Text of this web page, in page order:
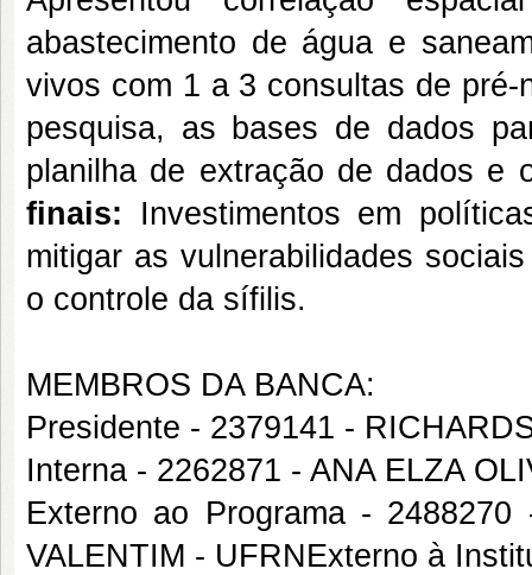
abastecimento de água e
vivos com 1 a 3 consultas de
pesquisa, as bases de dados
planilha de extração de dados
finais: Investimentos em
mitigar as vulnerabilidades
o controle da sífilis.
MEMBROS DA BANCA:
Presidente - 2379141 -
Interna - 2262871 - ANA ELZA
Externo ao Programa - 2488270
VALENTIM - UFRNExterno à